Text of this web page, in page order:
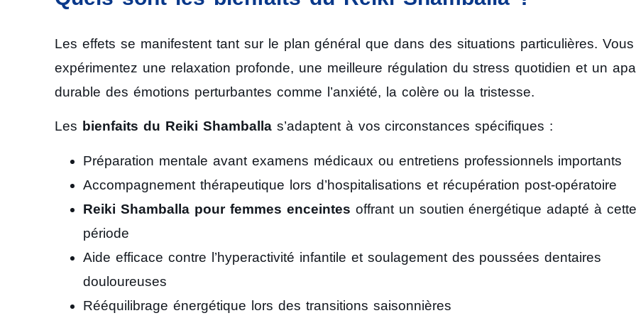
Les effets se manifestent tant sur le plan général que dans des situations particulières. Vous
expérimentez une relaxation profonde, une meilleure régulation du stress quotidien et un
durable des émotions perturbantes comme l’anxiété, la colère ou la tristesse.
Les bienfaits du Reiki Shamballas’adaptent à vos circonstances spécifiques :
Préparation mentale avant examens médicaux ou entretiens professionnels importants
Accompagnement thérapeutique lors d’hospitalisations et récupération post-opératoire
Reiki Shamballa pour femmes enceintes offrant un soutien énergétique adapté à cette
période
Aide efficace contre l’hyperactivité infantile et soulagement des poussées dentaires
douloureuses
Rééquilibrage énergétique lors des transitions saisonnières